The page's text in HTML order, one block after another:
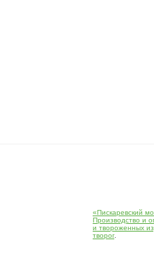
«Пискаревский
Производство и
и твороженных
творог.